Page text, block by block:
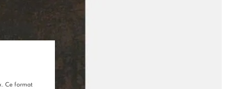
Ce format